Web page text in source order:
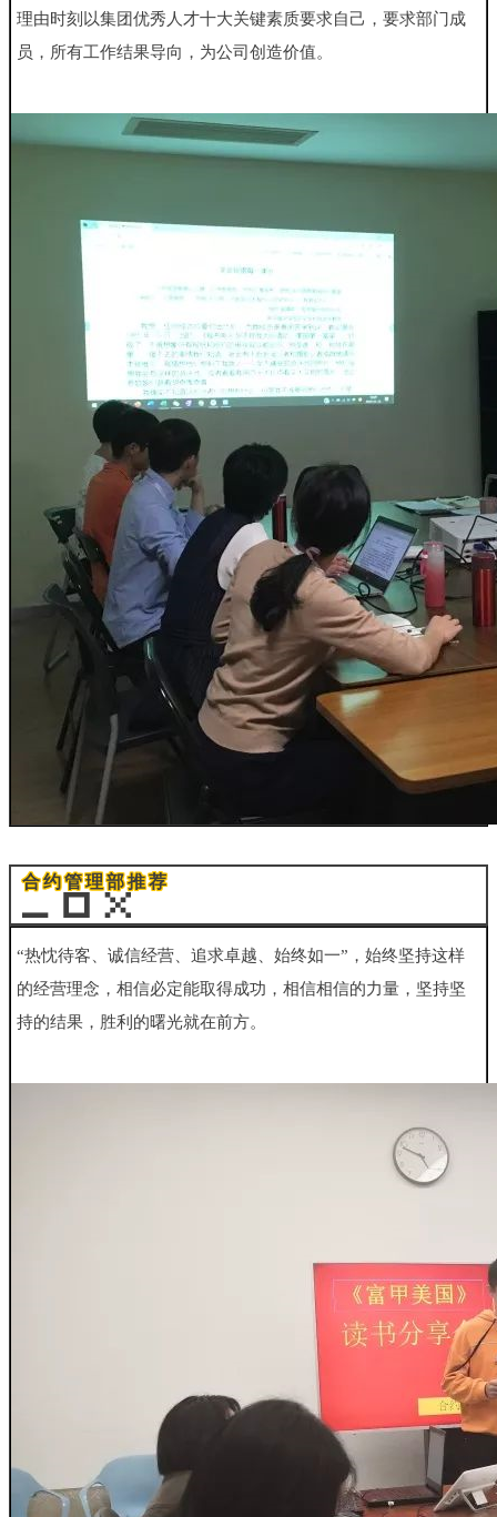
理由时刻以集团优秀 人才十大关键素质要求自己，要求部门成
员，所有工作结果导向，为公司创造价值。
合约管理部推荐
“热忱待客、诚信经营、追求卓越、始终如一”，始终坚持这样
的经营理念，相信必定能取得成功，相信相信的力量，坚持坚
持的结果，胜利的曙光就在前方。